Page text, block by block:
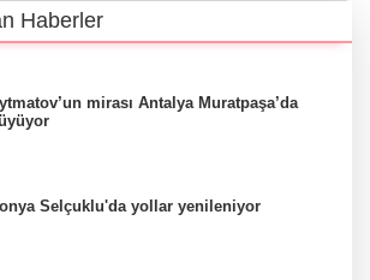
Haberler
mirası Antalya Muratpaşa’da
Selçuklu'da yollar yenileniyor